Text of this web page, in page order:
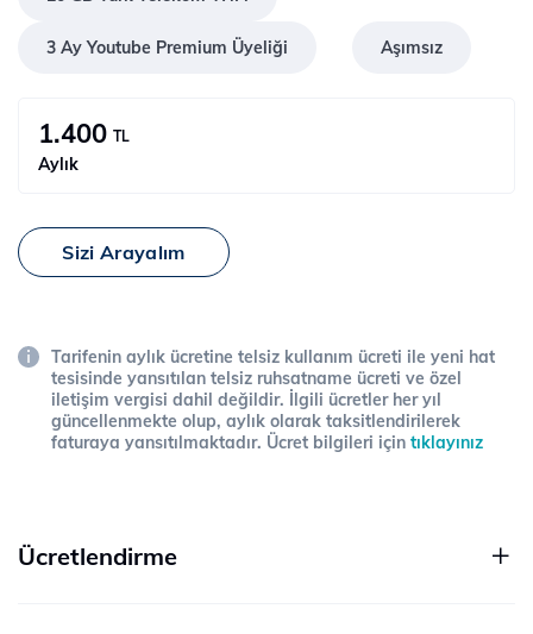
3 Ay Youtube Premium Üyeliği Aşımsız
1.400 TL
Aylık
Sizi Arayalım
Tarifenin aylık ücretine telsiz kullanım ücreti ile yeni hat
tesisinde yansıtılan telsiz ruhsatname ücreti ve özel
iletişim vergisi dahil değildir. İlgili ücretler her yıl
güncellenmekte olup, aylık olarak taksitlendirilerek
faturaya yansıtılmaktadır. Ücret bilgileri için tıklayınız
Ücretlendirme